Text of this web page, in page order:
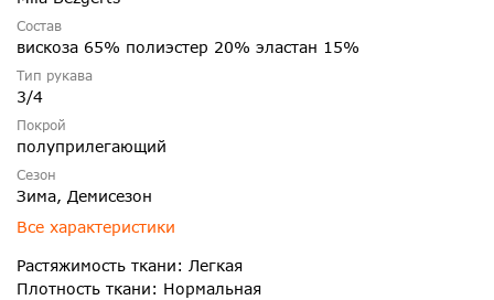
Состав
вискоза 65% полиэстер 20% эластан 15%
Тип рукава
3/4
Покрой
полуприлегающий
Сезон
Зима, Демисезон
Все характеристики
Растяжимость ткани: Легкая
Плотность ткани: Нормальная